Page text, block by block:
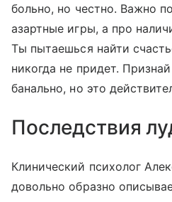
больно, но честно. Важно
азартные игры, а про
Ты пытаешься найти
никогда не придет.
банально, но это
Последствия
Клинический психолог
довольно образно